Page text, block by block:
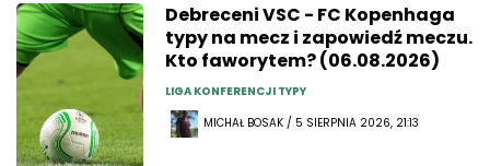
Debreceni VSC - FC Kopenhaga
typy na mecz i zapowiedź meczu.
Kto faworytem? (06.08.2026)
LIGA KONFERENCJI TYPY
MICHAŁ BOSAK / 5 SIERPNIA 2026, 21:13